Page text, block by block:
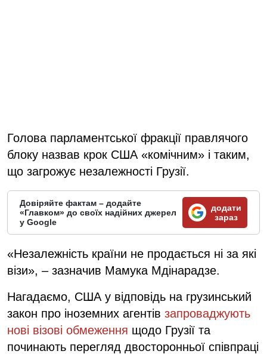
Голова парламентської фракції правлячого
блоку назвав крок США «комічним» і таким,
що загрожує незалежності Грузії.
Довіряйте фактам – додайте
«Главком» до своїх надійних джерел
у Google
додати
зараз
«Незалежність країни не продається ні за які
візи», – зазначив Мамука Мдінарадзе.
Нагадаємо, США у відповідь на грузинський
закон про іноземних агентів запроваджують
нові візові обмеження щодо Грузії та
починають перегляд двосторонньої співпраці